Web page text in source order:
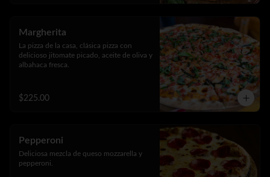
Margherita
La pizza de la casa, clásica pizza con
delicioso jitomate picado, aceite de oliva y
albahaca fresca.
$225.00
Pepperoni
Deliciosa mezcla de queso mozzarella y
pepperoni.